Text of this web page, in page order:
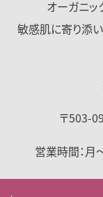
オーガニ
敏感肌に寄り添
〒503-
営業時間：月